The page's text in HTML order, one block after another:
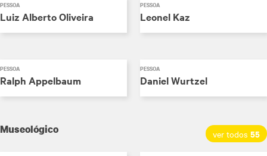
PESSOA
Luiz Alberto Oliveira
PESSOA
Leonel Kaz
PESSOA
Ralph Appelbaum
PESSOA
Daniel Wurtzel
Museológico ver todos 55